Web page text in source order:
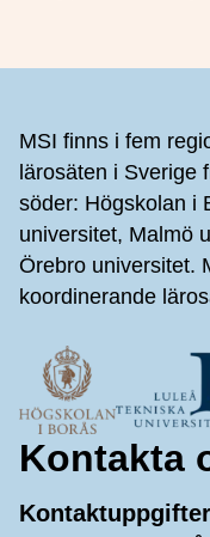
MSI finns i fem
lärosäten i
söder: Högskolan i
universitet, Malmö
Örebro universitet.
koordinerande
Kontakta
Kontaktuppgifter